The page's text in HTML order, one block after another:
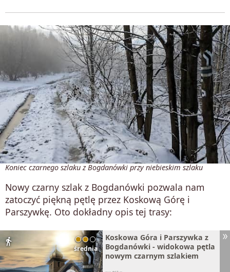
Koniec czarnego szlaku z Bogdanówki przy niebieskim szlaku
Nowy czarny szlak z Bogdanówki pozwala nam
zatoczyć piękną pętlę przez Koskową Górę i
Parszywkę. Oto dokładny opis tej trasy:
średnia
directions_walk
Koskowa Góra i Parszywka z
Bogdanówki - widokowa pętla
nowym czarnym szlakiem